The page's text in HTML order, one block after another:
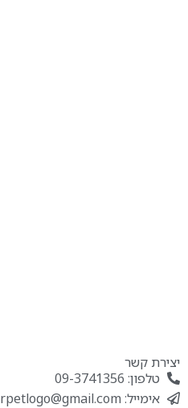
יצירת קשר
טלפון: 09-3741356
אימייל: israeli.carpetlogo@gmail.com